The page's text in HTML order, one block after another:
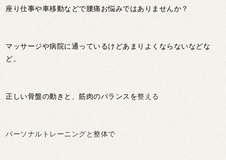
座り仕事や車移動などで腰痛お悩みではありませんか？
マッサージや病院に通っているけどあまりよくならないなどな
ど。
正しい骨盤の動きと、筋肉のバランスを整える
パーソナルトレーニングと整体で